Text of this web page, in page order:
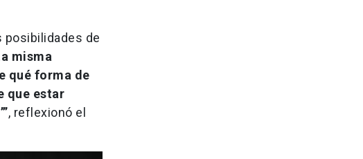
posibilidades de
misma
qué forma de
que estar
, reflexionó el